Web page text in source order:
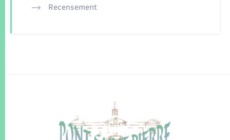
Recensement